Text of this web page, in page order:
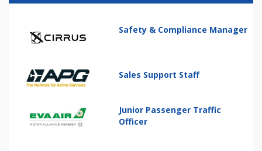
Safety & Compliance Manager
Sales Support Staff
Junior Passenger Traffic
Officer